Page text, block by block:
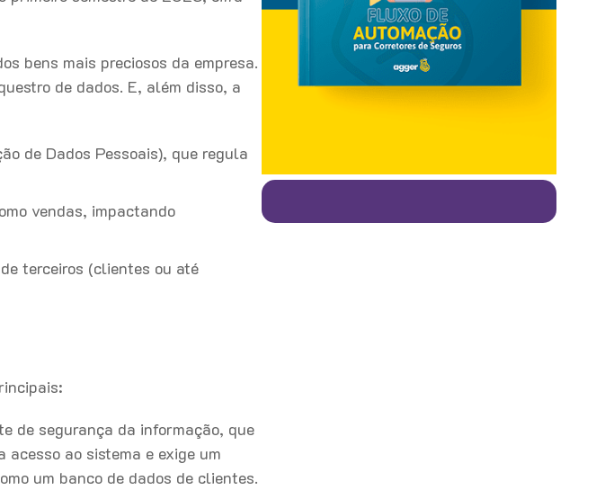
bens mais preciosos da empresa.
de dados. E, além disso, a
de Dados Pessoais), que regula
vendas, impactando
terceiros (clientes ou até
de segurança da informação, que
ao sistema e exige um
um banco de dados de clientes.